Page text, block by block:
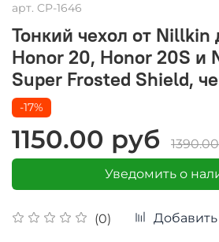
арт. CP-1646
Тонкий чехол от Nillkin
Honor 20, Honor 20S и
Super Frosted Shield,
(0)
-17%
1150.00 руб
Уведомить о